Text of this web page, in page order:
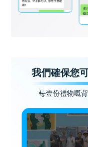
我們確保您
每壹份禮物嘅